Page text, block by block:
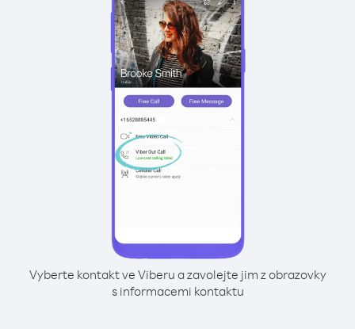
Vyberte kontakt ve Viberu a zavolejte jim z obrazovky
s informacemi kontaktu